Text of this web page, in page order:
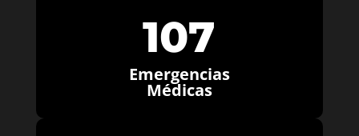
107
Emergencias
Médicas